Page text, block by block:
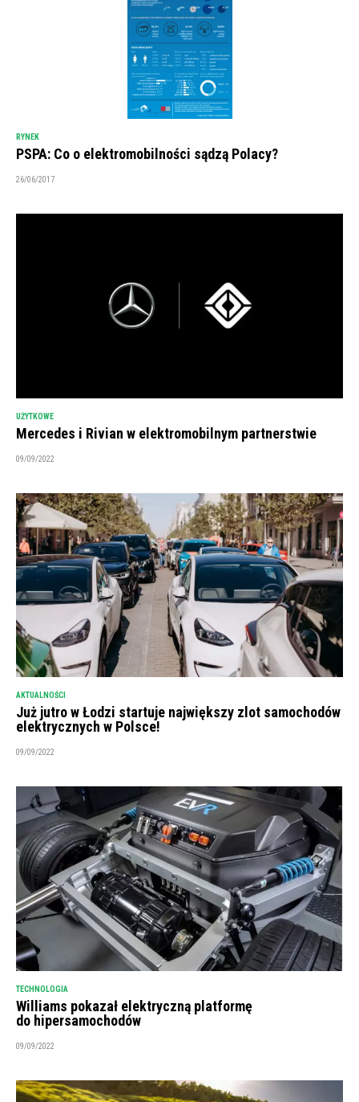
RYNEK
PSPA: Co o elektromobilności sądzą Polacy?
26/06/2017
UŻYTKOWE
Mercedes i Rivian w elektromobilnym partnerstwie
09/09/2022
AKTUALNOŚCI
Już jutro w Łodzi startuje największy zlot samochodów
elektrycznych w Polsce!
09/09/2022
TECHNOLOGIA
Williams pokazał elektryczną platformę
do hipersamochodów
09/09/2022